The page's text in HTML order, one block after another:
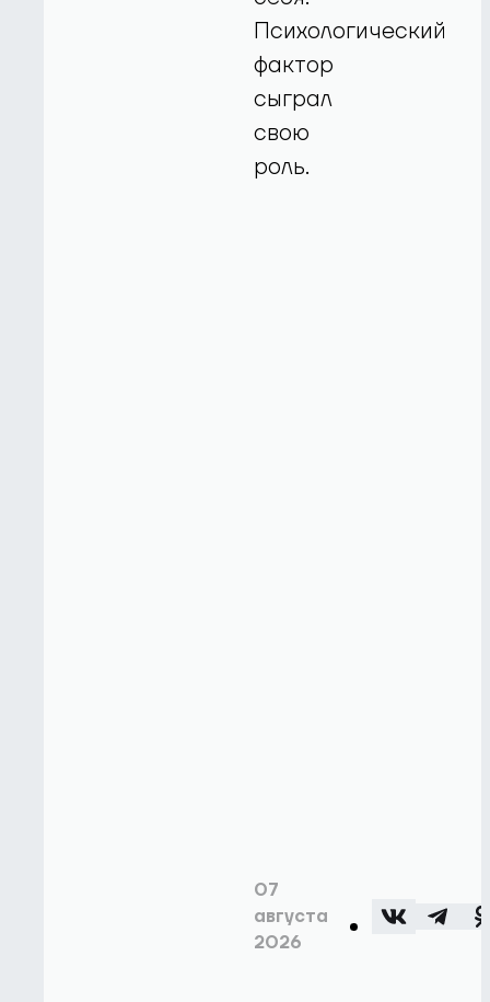
Психологический
фактор
сыграл
свою
роль.
07
августа
2026